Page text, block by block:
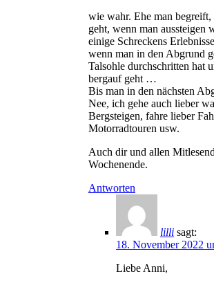
wie wahr. Ehe man begreift,
geht, wenn man aussteigen
einige Schreckens
wenn man in den Abgrund
Talsohle durchschritten hat
bergauf geht …
Bis man in den nächsten
Nee, ich gehe auch lieber
Bergsteigen, fahre lieber
Motorradtouren usw.
Auch dir und allen
Wochenende.
Antworten
lilli sagt:
18. November 2022
Liebe Anni,